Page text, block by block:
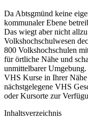
Da Abtsgmünd keine
kommunaler Ebene
Das wiegt aber nicht
Volkshochschulwesen
800 Volkshochschulen
für örtliche Nähe und
unmittelbarer Umgebung.
VHS Kurse in Ihrer
nächstgelegene VHS
oder Kursorte zur
Inhaltsverzeichnis